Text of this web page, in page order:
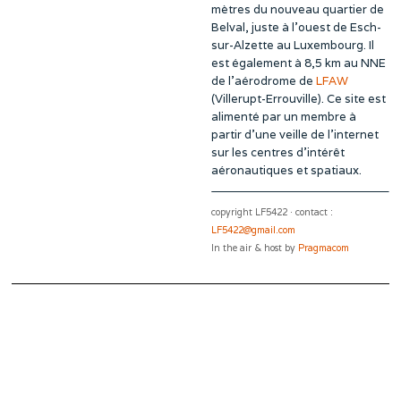
mètres du nouveau quartier de
Belval, juste à l’ouest de Esch-
sur-Alzette au Luxembourg. Il
est également à 8,5 km au NNE
de l’aérodrome de LFAW
(Villerupt-Errouville). Ce site est
alimenté par un membre à
partir d’une veille de l’internet
sur les centres d’intérêt
aéronautiques et spatiaux.
copyright LF5422 · contact :
LF5422@gmail.com
In the air & host by Pragmacom